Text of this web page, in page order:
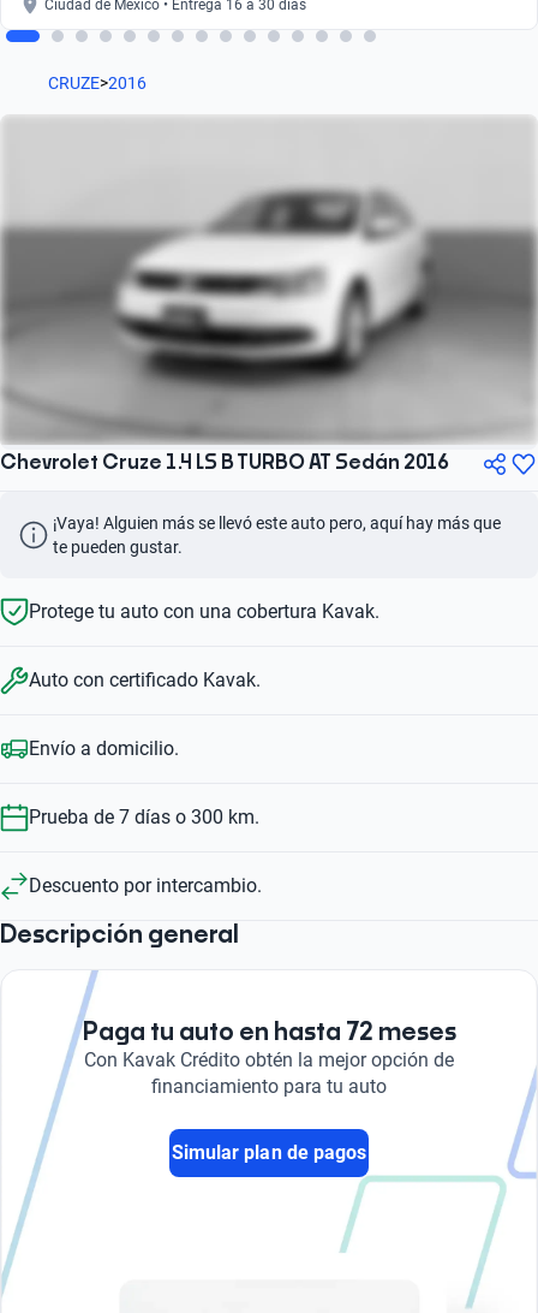
Ciudad de México • Entrega 16 a 30 días
CRUZE>2016
Chevrolet Cruze 1.4 LS B TURBO AT Sedán 2016
¡Vaya! Alguien más se llevó este auto pero, aquí hay más que
te pueden gustar.
Protege tu auto con una cobertura Kavak.
Auto con certificado Kavak.
Envío a domicilio.
Prueba de 7 días o 300 km.
Descuento por intercambio.
Descripción general
Paga tu auto en hasta 72 meses
Con Kavak Crédito obtén la mejor opción de
financiamiento para tu auto
Simular plan de pagos